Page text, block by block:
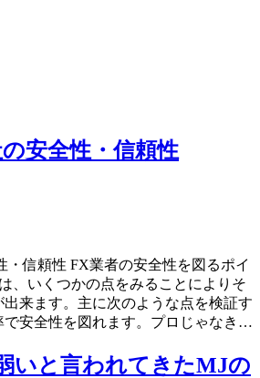
安全性・信頼性
・信頼性 FX業者の安全性を図るポイ
、いくつかの点をみることによりそ
来ます。主に次のような点を検証す
で安全性を図れます。プロじゃなき…
いと言われてきたMJの